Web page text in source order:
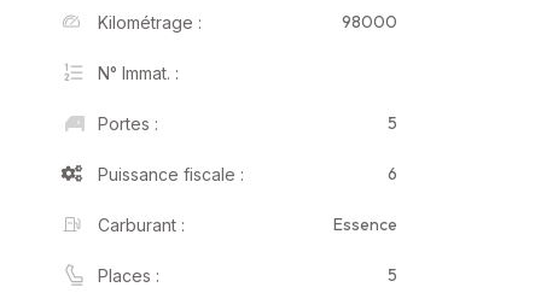
Kilométrage : 98000
N° Immat. :
Portes : 5
Puissance fiscale : 6
Carburant : Essence
Places : 5